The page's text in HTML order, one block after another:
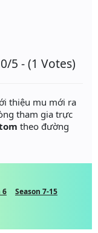
5 - (1 Votes)
thiệu mu mới ra
tham gia trực
theo đường
6
Season 7-15